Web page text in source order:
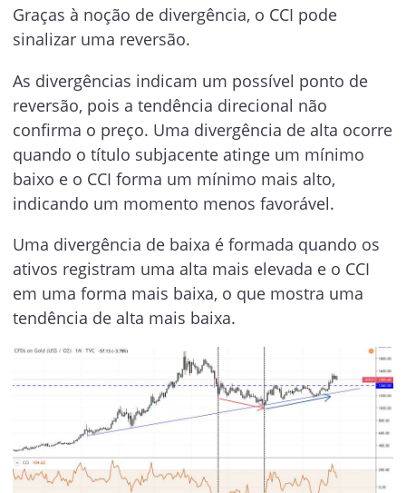
Graças à noção de divergência, o CCI pode
sinalizar uma reversão.
As divergências indicam um possível ponto de
reversão, pois a tendência direcional não
confirma o preço. Uma divergência de alta ocorre
quando o título subjacente atinge um mínimo
baixo e o CCI forma um mínimo mais alto,
indicando um momento menos favorável.
Uma divergência de baixa é formada quando os
ativos registram uma alta mais elevada e o CCI
em uma forma mais baixa, o que mostra uma
tendência de alta mais baixa.